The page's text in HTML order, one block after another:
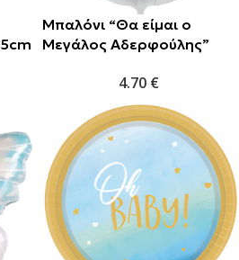
Μπαλόνι “Θα είμαι ο
Μεγάλος Αδερφούλης”
4.70 €